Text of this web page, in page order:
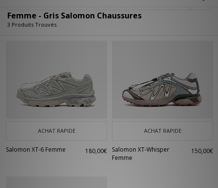
Femme - Gris Salomon Chaussures
3 Produits Trouvés
ACHAT RAPIDE
Salomon XT-6 Femme 180,00€
ACHAT RAPIDE
Salomon XT-Whisper
Femme
150,00€